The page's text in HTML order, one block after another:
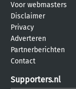
Voor webmasters
Disclaimer
Privacy
Adverteren
Partnerberichten
Contact
Supporters.nl